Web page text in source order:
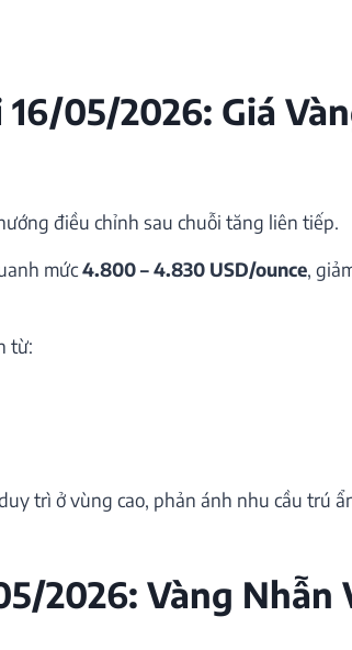
05/2026: Giá
điều chỉnh sau chuỗi tăng liên tiếp.
mức4.800 – 4.830 USD/ounce,
từ:
trì ở vùng cao, phản ánh nhu cầu trú
2026: Vàng Nhẫn